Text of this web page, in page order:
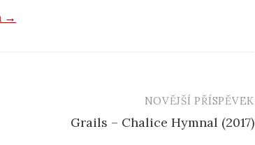
→
NOVĚJŠÍ PŘÍSPĚVEK
Grails – Chalice Hymnal (2017)